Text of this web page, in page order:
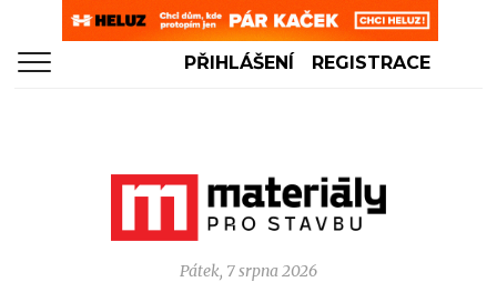
PŘIHLÁŠENÍ REGISTRACE
Pátek, 7 srpna 2026